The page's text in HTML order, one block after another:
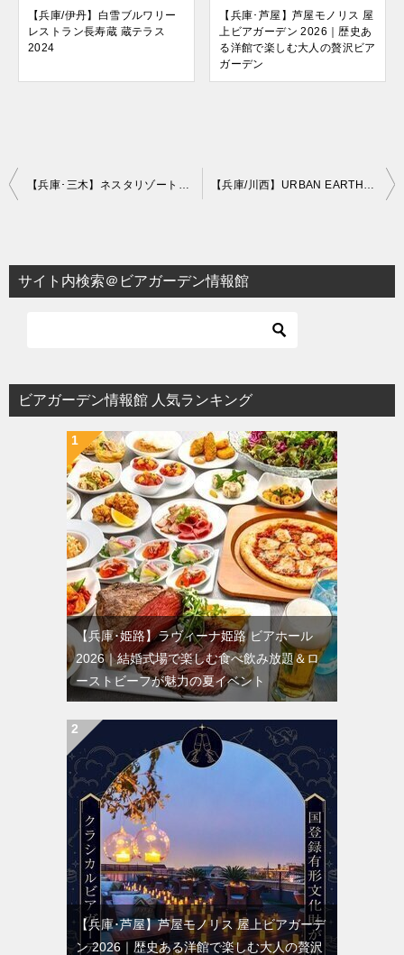
【兵庫/伊丹】白雪ブルワリー
レストラン長寿蔵 蔵テラス
2024
【兵庫･芦屋】芦屋モノリス 屋
上ビアガーデン 2026｜歴史あ
る洋館で楽しむ大人の贅沢ビア
ガーデン
投
ビ
ゲ
ョ
ン
サイト内検索＠ビアガーデン情報館
ビアガーデン情報館 人気ランキング
【兵庫･姫路】ラヴィーナ姫路 ビアホール
2026｜結婚式場で楽しむ食べ飲み放題＆ロ
ーストビーフが魅力の夏イベント
【兵庫･芦屋】芦屋モノリス 屋上ビアガーデ
ン 2026｜歴史ある洋館で楽しむ大人の贅沢